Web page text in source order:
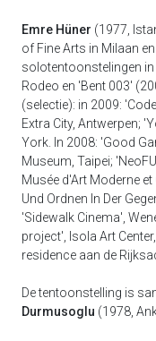
Emre Hüner (1977,
of Fine Arts in Milaan
solotentoonstelingen
Rodeo en 'Bent 003'
(selectie): in 2009:
Extra City, Antwerpen;
York. In 2008: 'Good
Museum, Taipei;
Musée d'Art Moderne
Und Ordnen In Der
'Sidewalk Cinema',
project', Isola Art
residence aan de
De tentoonstelling is
Durmusoglu (1978,